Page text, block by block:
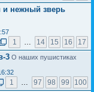
и нежный зверь
1 … 14 15 16 17
3 О наших пушистиках
1 … 97 98 99 100